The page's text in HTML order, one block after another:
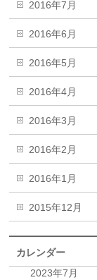
2016年7月
2016年6月
2016年5月
2016年4月
2016年3月
2016年2月
2016年1月
2015年12月
カレンダー
2023年7月